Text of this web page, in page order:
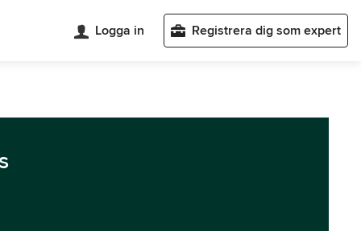
Logga in Registrera dig som expert